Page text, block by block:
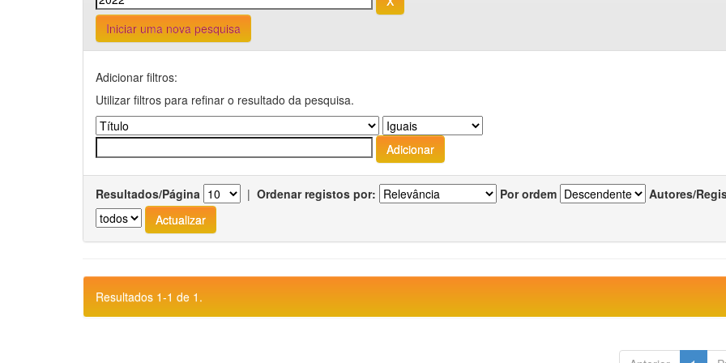
Iniciar uma nova pesquisa
Adicionar filtros:
Utilizar filtros para refinar o resultado da pesquisa.
Resultados/Página | Ordenar registos por: Por ordem Autores/
Resultados 1-1 de 1.